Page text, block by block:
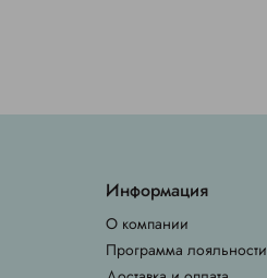
Информация
О компании
Программа лояльности